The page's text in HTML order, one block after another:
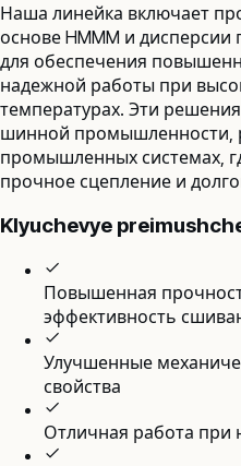
Наша линейка включает
основе HMMM и
для обеспечения
надежной работы при
температурах. Эти
шинной промышленности,
промышленных системах,
прочное сцепление и
Klyuchevye
Повышенная
эффективность
Улучшенные
свойства
Отличная работа при